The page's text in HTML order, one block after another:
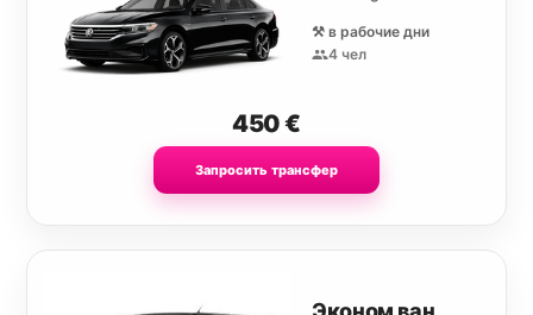
⚒️ в рабочие дни
4 чел
450€
Запросить трансфер